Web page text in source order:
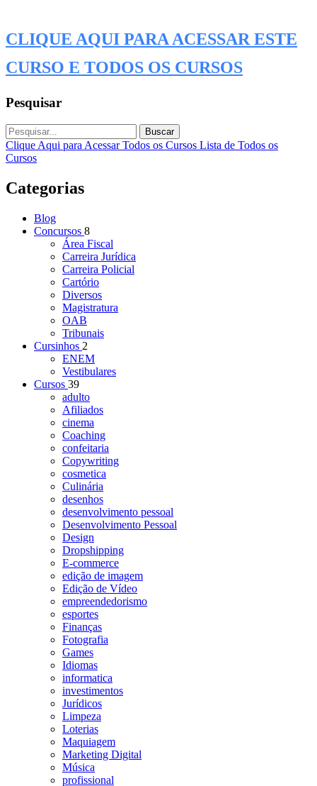
CLIQUE AQUI PARA ACESSAR ESTE
CURSO E TODOS OS CURSOS
Pesquisar
Buscar
Clique Aqui para Acessar Todos os Cursos Lista de Todos os
Cursos
Categorias
Blog
Concursos 8
Área Fiscal
Carreira Jurídica
Carreira Policial
Cartório
Diversos
Magistratura
OAB
Tribunais
Cursinhos 2
ENEM
Vestibulares
Cursos 39
adulto
Afiliados
cinema
Coaching
confeitaria
Copywriting
cosmetica
Culinária
desenhos
desenvolvimento pessoal
Desenvolvimento Pessoal
Design
Dropshipping
E-commerce
edição de imagem
Edição de Vídeo
empreendedorismo
esportes
Finanças
Fotografia
Games
Idiomas
informatica
investimentos
Jurídicos
Limpeza
Loterias
Maquiagem
Marketing Digital
Música
profissional